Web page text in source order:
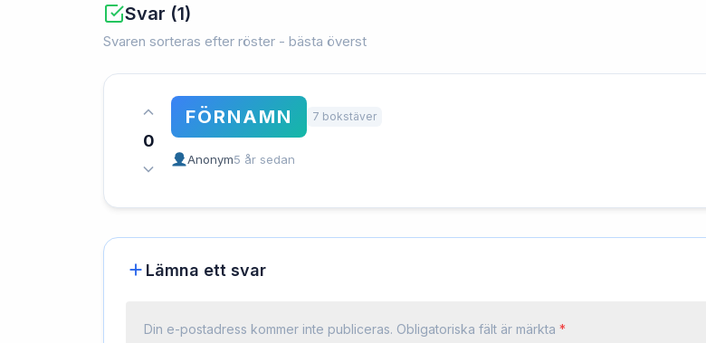
Svar (1)
Svaren sorteras efter röster - bästa överst
0
FÖRNAMN 7 bokstäver
Anonym5 år sedan
Lämna ett svar
Din e-postadress kommer inte publiceras. Obligatoriska fält är märkta *